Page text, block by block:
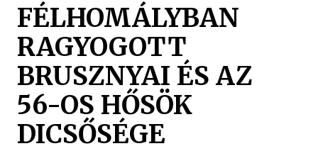
FÉLHOMÁLYBAN
RAGYOGOTT
BRUSZNYAI ÉS AZ
56-OS HŐSÖK
DICSŐSÉGE